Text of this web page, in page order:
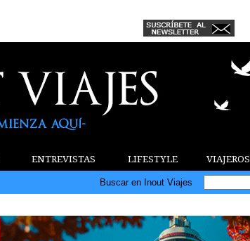
ENTREVISTAS LIFESTYLE VIAJEROS
Buscar en Inout Viajes